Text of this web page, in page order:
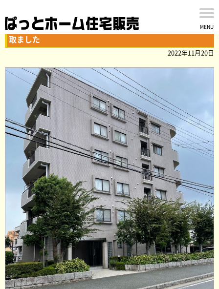
MENU
東急ドエル・アルス薬園台パークプラザ 7階一住戸を買
取ました
2022年11月20日